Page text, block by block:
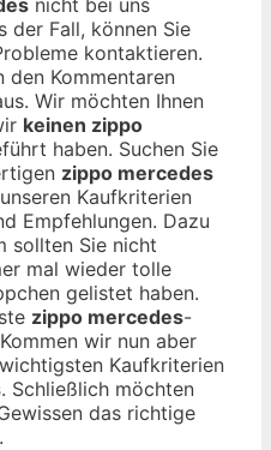
der Fall, können Sie
kontaktieren.
den Kommentaren
Wir möchten Ihnen
keinen zippo
haben. Suchen Sie
zippo mercedes
Kaufkriterien
Empfehlungen. Dazu
sollten Sie nicht
mal wieder tolle
gelistet haben.
zippo mercedes-
wir nun aber
Kaufkriterien
. Schließlich möchten
das richtige